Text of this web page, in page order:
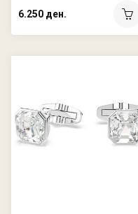
6.250 ден.